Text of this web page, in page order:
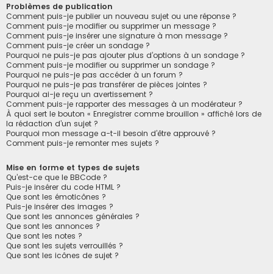
Problèmes de publication
Comment puis-je publier un nouveau sujet ou une réponse ?
Comment puis-je modifier ou supprimer un message ?
Comment puis-je insérer une signature à mon message ?
Comment puis-je créer un sondage ?
Pourquoi ne puis-je pas ajouter plus d’options à un sondage ?
Comment puis-je modifier ou supprimer un sondage ?
Pourquoi ne puis-je pas accéder à un forum ?
Pourquoi ne puis-je pas transférer de pièces jointes ?
Pourquoi ai-je reçu un avertissement ?
Comment puis-je rapporter des messages à un modérateur ?
À quoi sert le bouton « Enregistrer comme brouillon » affiché lors de
la rédaction d’un sujet ?
Pourquoi mon message a-t-il besoin d’être approuvé ?
Comment puis-je remonter mes sujets ?
Mise en forme et types de sujets
Qu’est-ce que le BBCode ?
Puis-je insérer du code HTML ?
Que sont les émoticônes ?
Puis-je insérer des images ?
Que sont les annonces générales ?
Que sont les annonces ?
Que sont les notes ?
Que sont les sujets verrouillés ?
Que sont les icônes de sujet ?